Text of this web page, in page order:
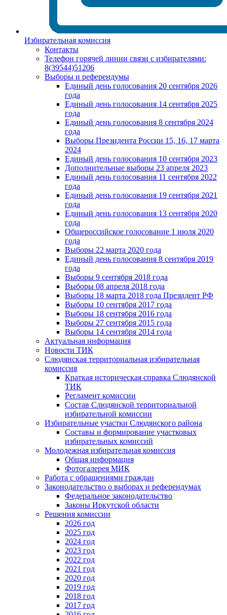
Избирательная комиссия
Контакты
Телефон горячей линии связи с избирателями:
8(39544)51206
Выборы и референдумы
Единый день голосования 20 сентября 2026
года
Единый день голосования 14 сентября 2025
года
Единый день голосования 8 сентября 2024
года
Выборы Президента России 15, 16, 17 марта
2024
Единый день голосования 10 сентября 2023
Дополнительные выборы 23 апреля 2023
Единый день голосования 11 сентября 2022
года
Единый день голосования 19 сентября 2021
года
Единый день голосования 13 сентября 2020
года
Общероссийское голосование 1 июля 2020
года
Выборы 22 марта 2020 года
Единый день голосования 8 сентября 2019
года
Выборы 9 сентября 2018 года
Выборы 08 апреля 2018 года
Выборы 18 марта 2018 года Президент РФ
Выборы 10 сентября 2017 года
Выборы 18 сентября 2016 года
Выборы 27 сентября 2015 года
Выборы 14 сентября 2014 года
Актуальная информация
Новости ТИК
Слюдянская территориальная избирательная
комиссия
Краткая историческая справка Слюдянской
ТИК
Регламент комиссии
Состав Слюдянской территориальной
избирательной комиссии
Избирательные участки Слюдянского района
Составы и формирование участковых
избирательных комиссий
Молодежная избирательная комиссия
Общая информация
Фотогалерея МИК
Работа с обращениями граждан
Законодательство о выборах и референдумах
Федеральное законодательство
Законы Иркутской области
Решения комиссии
2026 год
2025 год
2024 год
2023 год
2022 год
2021 год
2020 год
2019 год
2018 год
2017 год